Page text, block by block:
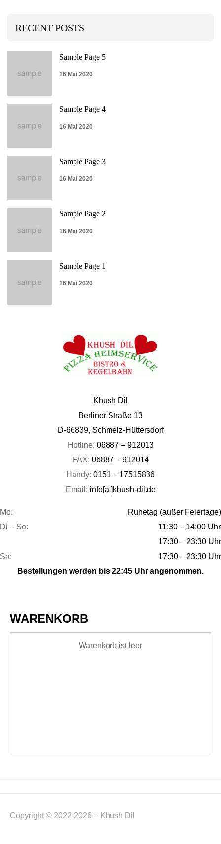
RECENT POSTS
Sample Page 5
16 Mai 2020
Sample Page 4
16 Mai 2020
Sample Page 3
16 Mai 2020
Sample Page 2
16 Mai 2020
Sample Page 1
16 Mai 2020
Khush Dil
Berliner Straße 13
D-66839, Schmelz-Hüttersdorf
Hotline: 06887 – 912013
FAX: 06887 – 912014
Handy: 0151 – 17515836
Email: info[at]khush-dil.de
Mo:
Ruhetag (außer Feiertage)
Di – So:
11:30 – 14:00 Uhr
17:30 – 23:30 Uhr
Sa:
17:30 – 23:30 Uhr
Bestellungen werden bis 22:45 Uhr angenommen.
WARENKORB
Warenkorb ist leer
Copyright © 2022-2026 – Khush Dil